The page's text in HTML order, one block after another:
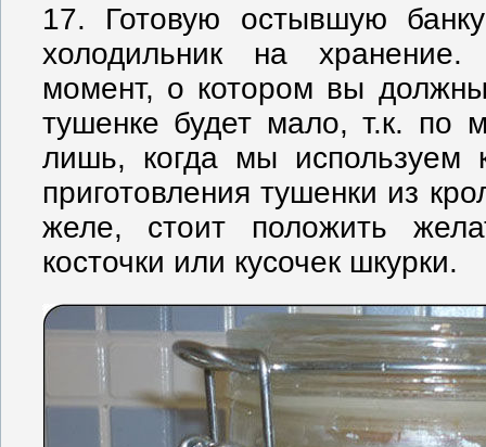
17. Готовую остывшую
холодильник на
момент, о котором вы
тушенке будет мало, т.к. по
лишь, когда мы используем
приготовления тушенки из
желе, стоит положить
косточки или кусочек шкурки.